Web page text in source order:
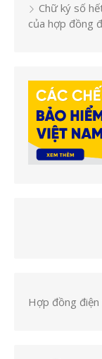
Chữ ký số
của hợp đồng
Hợp đồng